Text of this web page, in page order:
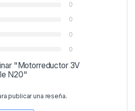
0
0
0
0
"Motorreductor 3V
N20"
publicar una reseña.